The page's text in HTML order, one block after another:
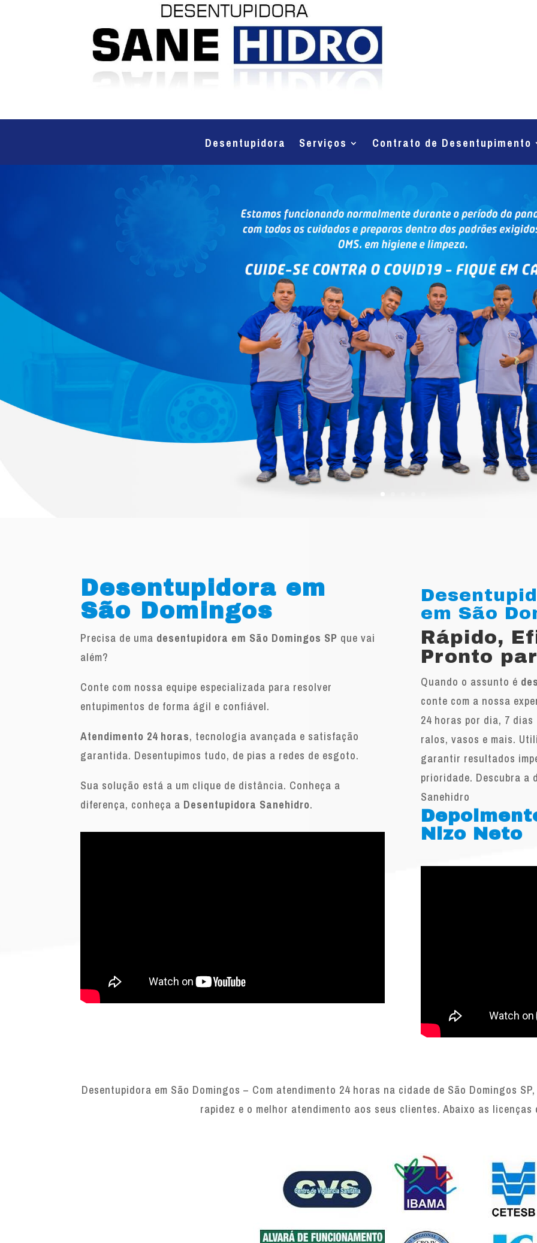
Desentupidora Serviços Contrato de Desentupimento
Desentupidora em
São Domingos
Precisa de uma desentupidora em São Domingos SP que vai
além?
Conte com nossa equipe especializada para resolver
entupimentos de forma ágil e confiável.
Atendimento 24 horas, tecnologia avançada e satisfação
garantida. Desentupimos tudo, de pias a redes de esgoto.
Sua solução está a um clique de distância. Conheça a
diferença, conheça a Desentupidora Sanehidro.
em São
Rápido,
Pronto
Quando o assunto é
conte com a nossa
24 horas por dia, 7
ralos, vasos e mais.
garantir resultados
prioridade. Descubra a
Sanehidro
Nizo Neto
Desentupidora em São Domingos – Com atendimento 24 horas na cidade de São Domingos
rapidez e o melhor atendimento aos seus clientes. Abaixo as licenças